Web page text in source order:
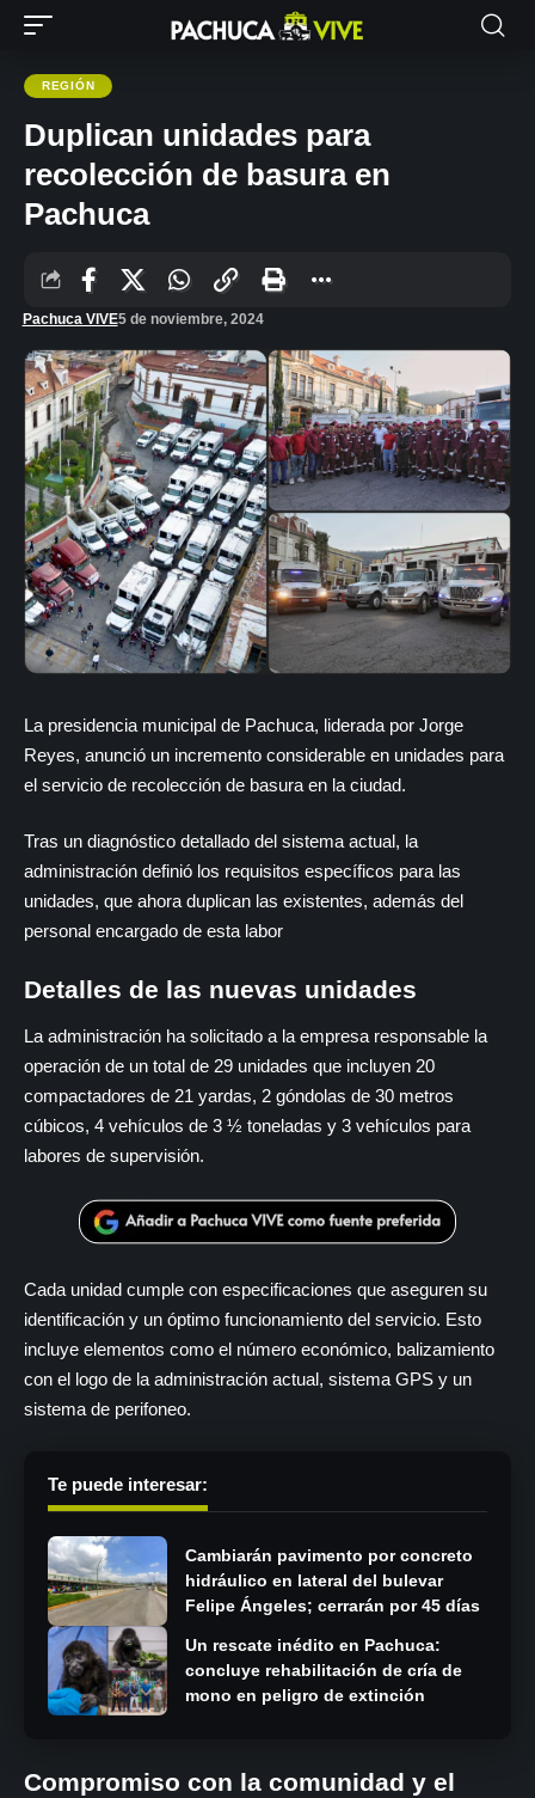
REGIÓN
Duplican unidades para
recolección de basura en
Pachuca
Pachuca VIVE5 de noviembre, 2024
La presidencia municipal de Pachuca, liderada por Jorge
Reyes, anunció un incremento considerable en unidades para
el servicio de recolección de basura en la ciudad.
Tras un diagnóstico detallado del sistema actual, la
administración definió los requisitos específicos para las
unidades, que ahora duplican las existentes, además del
personal encargado de esta labor
Detalles de las nuevas unidades
La administración ha solicitado a la empresa responsable la
operación de un total de 29 unidades que incluyen 20
compactadores de 21 yardas, 2 góndolas de 30 metros
cúbicos, 4 vehículos de 3 ½ toneladas y 3 vehículos para
labores de supervisión.
Cada unidad cumple con especificaciones que aseguren su
identificación y un óptimo funcionamiento del servicio. Esto
incluye elementos como el número económico, balizamiento
con el logo de la administración actual, sistema GPS y un
sistema de perifoneo.
Te puede interesar:
Cambiarán pavimento por concreto
hidráulico en lateral del bulevar
Felipe Ángeles; cerrarán por 45 días
Un rescate inédito en Pachuca:
concluye rehabilitación de cría de
mono en peligro de extinción
Compromiso con la comunidad y el